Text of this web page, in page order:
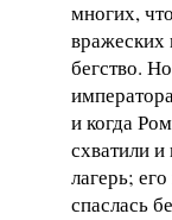
многих,
вражеских
бегство.
и когда
схватили
лагерь;
спаслась